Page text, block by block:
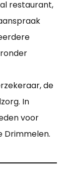
restaurant,
de
In
voor
Drimmelen.